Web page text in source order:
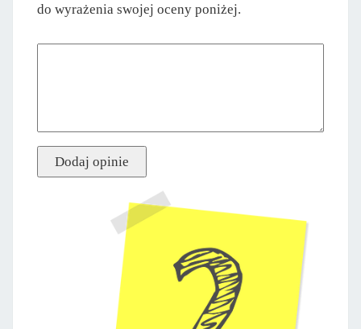
do wyrażenia swojej oceny poniżej.